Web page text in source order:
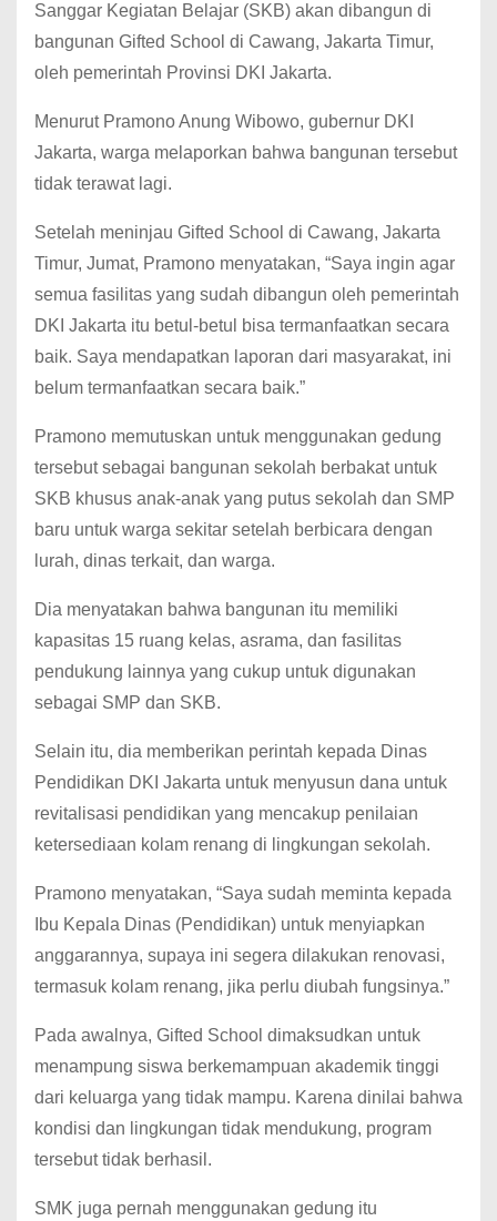
Sanggar Kegiatan Belajar (SKB) akan dibangun di
bangunan Gifted School di Cawang, Jakarta Timur,
oleh pemerintah Provinsi DKI Jakarta.
Menurut Pramono Anung Wibowo, gubernur DKI
Jakarta, warga melaporkan bahwa bangunan tersebut
tidak terawat lagi.
Setelah meninjau Gifted School di Cawang, Jakarta
Timur, Jumat, Pramono menyatakan, “Saya ingin agar
semua fasilitas yang sudah dibangun oleh pemerintah
DKI Jakarta itu betul-betul bisa termanfaatkan secara
baik. Saya mendapatkan laporan dari masyarakat, ini
belum termanfaatkan secara baik.”
Pramono memutuskan untuk menggunakan gedung
tersebut sebagai bangunan sekolah berbakat untuk
SKB khusus anak-anak yang putus sekolah dan SMP
baru untuk warga sekitar setelah berbicara dengan
lurah, dinas terkait, dan warga.
Dia menyatakan bahwa bangunan itu memiliki
kapasitas 15 ruang kelas, asrama, dan fasilitas
pendukung lainnya yang cukup untuk digunakan
sebagai SMP dan SKB.
Selain itu, dia memberikan perintah kepada Dinas
Pendidikan DKI Jakarta untuk menyusun dana untuk
revitalisasi pendidikan yang mencakup penilaian
ketersediaan kolam renang di lingkungan sekolah.
Pramono menyatakan, “Saya sudah meminta kepada
Ibu Kepala Dinas (Pendidikan) untuk menyiapkan
anggarannya, supaya ini segera dilakukan renovasi,
termasuk kolam renang, jika perlu diubah fungsinya.”
Pada awalnya, Gifted School dimaksudkan untuk
menampung siswa berkemampuan akademik tinggi
dari keluarga yang tidak mampu. Karena dinilai bahwa
kondisi dan lingkungan tidak mendukung, program
tersebut tidak berhasil.
SMK juga pernah menggunakan gedung itu